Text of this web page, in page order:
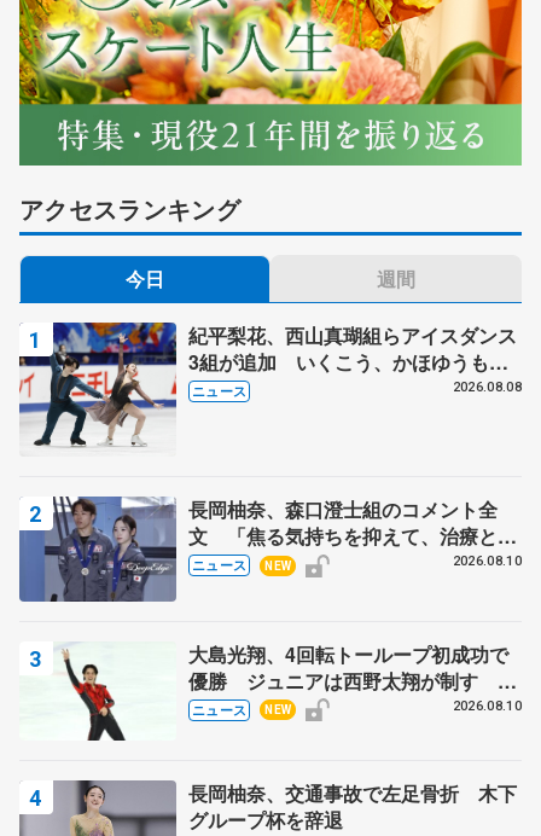
アクセスランキング
今日 週間
紀平梨花、西山真瑚組らアイスダンス
3組が追加 いくこう、かほゆうも、
木下グループ杯
ニュース 2026.08.08
長岡柚奈、森口澄士組のコメント全
文 「焦る気持ちを抑えて、治療とリ
ハビリに専念」、木下グループ杯辞退
ニュース NEW 2026.08.10
大島光翔、4回転トーループ初成功で
優勝 ジュニアは西野太翔が制す 関
東サマートロフィー最終日
ニュース NEW 2026.08.10
長岡柚奈、交通事故で左足骨折 木下
グループ杯を辞退